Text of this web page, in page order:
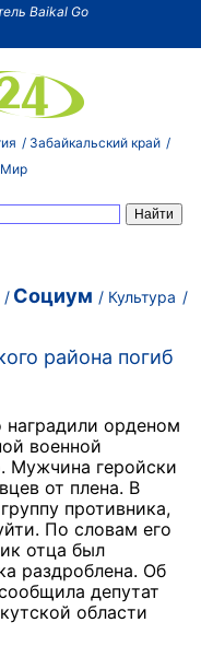
Baikal Go
Забайкальский край
Мир
Социум
Культура
района погиб
орденом
военной
Мужчина геройски
от плена. В
противника,
По словам его
отца был
раздроблена. Об
депутат
области